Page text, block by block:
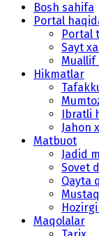
Bosh sahifa
Portal
Portal
Sayt
Muallif
Hikmatlar
Ibratli
Jahon
Matbuot
Jadid
Sovet
Qayta
Maqolalar